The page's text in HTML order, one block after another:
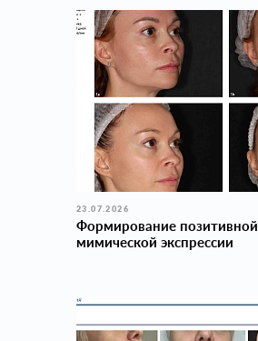
23.07.2026
Формирование позитивной
мимической экспрессии